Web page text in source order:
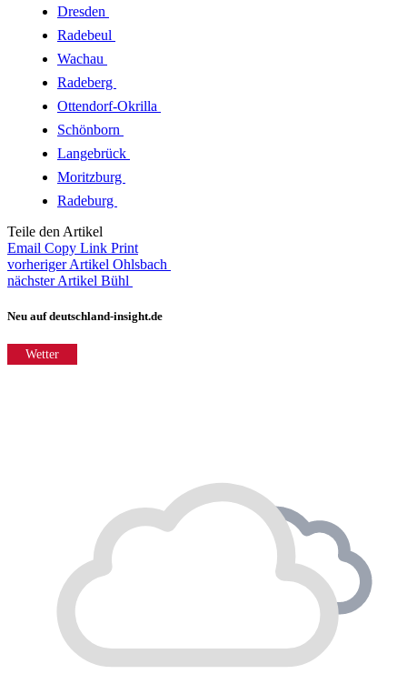
Dresden
Radebeul
Wachau
Radeberg
Ottendorf-Okrilla
Schönborn
Langebrück
Moritzburg
Radeburg
Teile den Artikel
Email Copy Link Print
vorheriger Artikel Ohlsbach
nächster Artikel Bühl
Neu auf deutschland-insight.de
Wetter